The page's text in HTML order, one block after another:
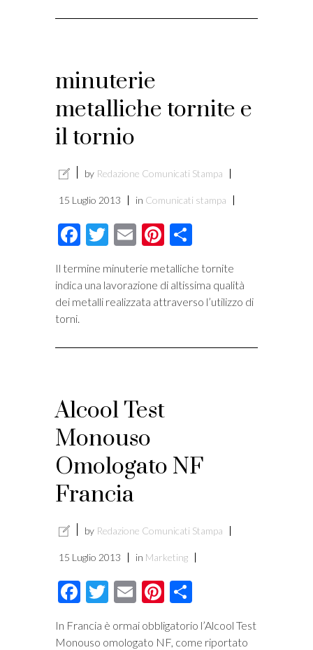
minuterie
metalliche tornite e
il tornio
by Redazione Comunicati Stampa
15 Luglio 2013 in Comunicati stampa
Facebook
Twitter
EmailPinterest
Il termine minuterie metalliche tornite
indica una lavorazione di altissima qualità
dei metalli realizzata attraverso l’utilizzo di
torni.
Alcool Test
Monouso
Omologato NF
Francia
by Redazione Comunicati Stampa
15 Luglio 2013 in Marketing
Facebook
Twitter
EmailPinterest
In Francia è ormai obbligatorio l’Alcool Test
Monouso omologato NF, come riportato